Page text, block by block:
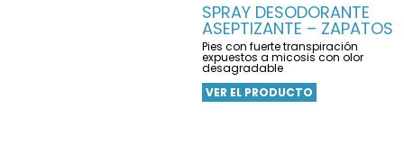
SPRAY DESODORANTE
ASEPTIZANTE – ZAPATOS
Pies con fuerte transpiración
expuestos a micosis con olor
desagradable
VER EL PRODUCTO